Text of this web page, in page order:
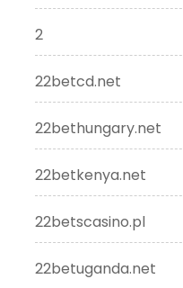
2
22betcd.net
22bethungary.net
22betkenya.net
22betscasino.pl
22betuganda.net